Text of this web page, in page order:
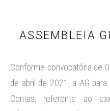
ASSEMBLEIA
Conforme convocatória de
de abril de 2021, a AG
Contas, referente ao